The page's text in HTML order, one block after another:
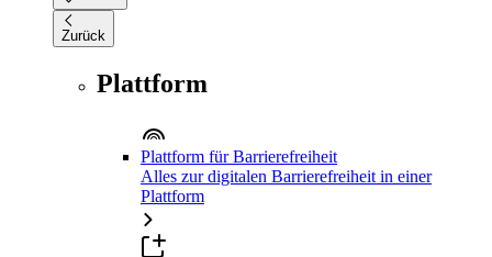
Zurück
Plattform
Plattform für Barrierefreiheit
Alles zur digitalen Barrierefreiheit in einer
Plattform